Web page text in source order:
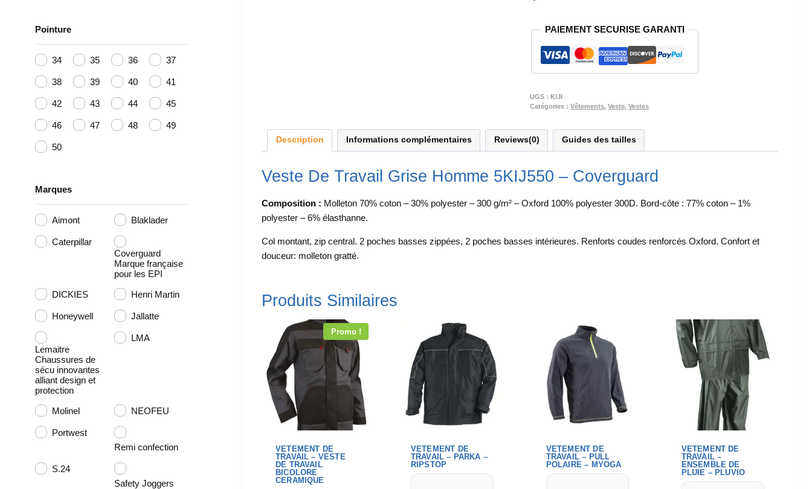
DE
TRAVAIL
GRISE
HOMME
KIJI
PAIEMENT SECURISE GARANTI
UGS :KIJI
Catégories :Vêtements,Veste,Vestes
Description Informations complémentaires Reviews(0) Guides des tailles
Veste De Travail Grise Homme 5KIJ550 – Coverguard
Composition : Molleton 70% coton – 30% polyester – 300 g/m² – Oxford 100% polyester 300D. Bord-côte : 77% coton – 1%
polyester – 6% élasthanne.
Col montant, zip central. 2 poches basses zippées, 2 poches basses intérieures. Renforts coudes renforcés Oxford. Confort et
douceur: molleton gratté.
Produits Similaires
Promo !
VETEMENT DE
TRAVAIL – VESTE
DE TRAVAIL
BICOLORE
CERAMIQUE
VETEMENT DE
TRAVAIL – PARKA –
RIPSTOP
VETEMENT DE
TRAVAIL – PULL
POLAIRE – MYOGA
VETEMENT DE
TRAVAIL –
ENSEMBLE DE
PLUIE – PLUVIO
Pointure
34 35 36 37
38 39 40 41
42 43 44 45
46 47 48 49
50
Marques
Aimont Blaklader
Caterpillar
Coverguard
Marque française
pour les EPI
DICKIES
Henri Martin
Honeywell Jallatte
Lemaitre
Chaussures de
sécu innovantes
alliant design et
protection
LMA
Molinel NEOFEU
Portwest
Remi confection
S.24
Safety Joggers